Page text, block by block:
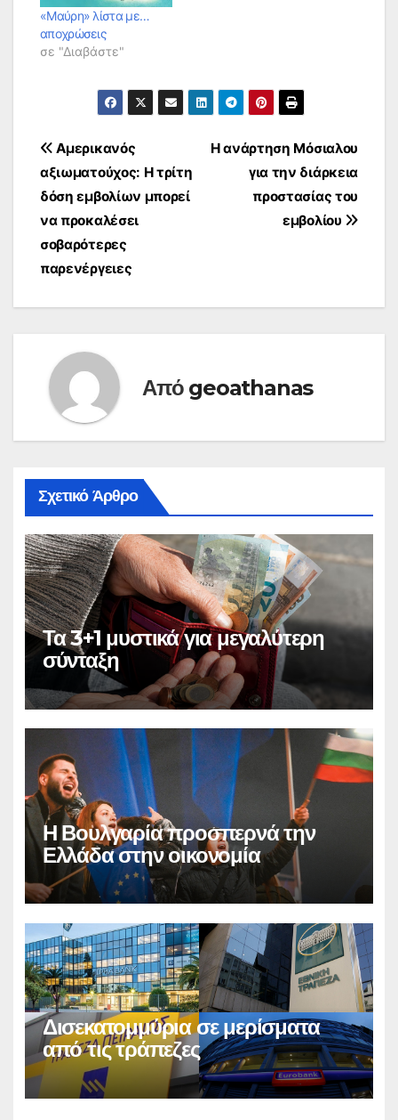
«Μαύρη» λίστα με…
αποχρώσεις
σε "Διαβάστε"
Πλοήγηση
άρθρων
Η ανάρτηση Μόσιαλου
για την διάρκεια
προστασίας του
εμβολίου
Αμερικανός
αξιωματούχος: Η τρίτη
δόση εμβολίων μπορεί
να προκαλέσει
σοβαρότερες
παρενέργειες
Από geoathanas
Σχετικό Άρθρο
Τα 3+1 μυστικά για μεγαλύτερη
σύνταξη
Η Βουλγαρία προσπερνά την
Ελλάδα στην οικονομία
Δισεκατομμύρια σε μερίσματα
από τις τράπεζες